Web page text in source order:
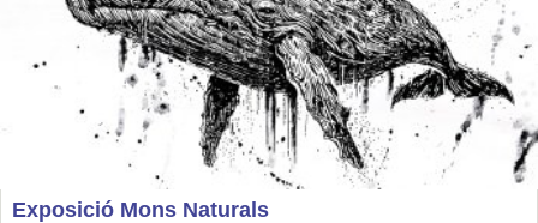
Exposició Mons Naturals